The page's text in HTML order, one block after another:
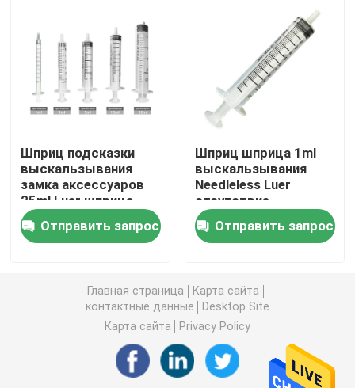
Резиновый плунжер шприца
Аксессуары шприца
Затвор бутил каучука
Prefilled части шприца
Медицинская трубка силикона
Трубка дренажа
Шприц подсказки
выскальзывания
замка аксессуаров
25ml Luer шприца
выскальзывания ISO
10ml Luer CE
Отправить запрос
Шприц шприца 1ml
выскальзывания
Needleless Luer
отсутствие
устранимого иглы
медицинского
Отправить запрос
Главная страница
Карта сайта
контактные данные
Desktop Site
Карта сайта
Privacy Policy